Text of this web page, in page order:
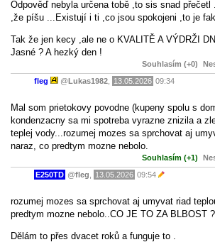
Odpověď nebyla určena tobě ,to sis snad přečetl
,že píšu ...Existují i ti ,co jsou spokojeni ,to je
Tak že jen kecy ,ale ne o KVALITĚ A VÝDRŽI
Jasné ? A hezký den !
Souhlasím (+0)
fleg @ Lukas1982 13.05.2026 09:34
Mal som prietokovy povodne (kupeny spolu s
kondenzacny sa mi spotreba vyrazne znizila a
teplej vody...rozumej mozes sa sprchovat aj
naraz, co predtym mozne nebolo.
Souhlasím (+1)
E250TD @fleg 13.05.2026 09:54
rozumej mozes sa sprchovat aj umyvat riad
predtym mozne nebolo..CO JE TO ZA BLBOST ?
Dělám to přes dvacet roků a funguje to .